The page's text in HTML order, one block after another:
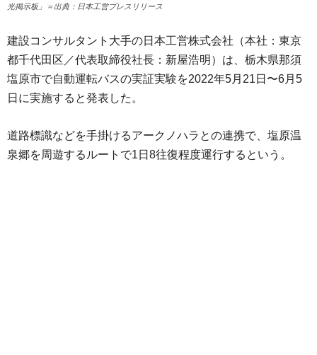
光掲示板」＝出典：日本工営プレスリリース
建設コンサルタント大手の日本工営株式会社（本社：東京
都千代田区／代表取締役社長：新屋浩明）は、栃木県那須
塩原市で自動運転バスの実証実験を2022年5月21日〜6月5
日に実施すると発表した。
道路標識などを手掛けるアークノハラとの連携で、塩原温
泉郷を周遊するルートで1日8往復程度運行するという。